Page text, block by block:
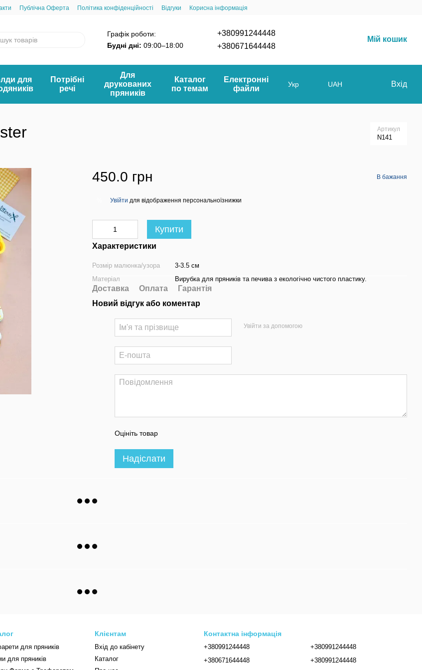
Публічна Оферта Політика конфіденційності Відгуки Корисна інформація
Графік роботи:
Будні дні: 09:00–18:00
+380991244448
+380671644448
Мій кошик
для
Потрібні
речі
Для
друкованих
пряників
Каталог
по темам
Електронні
файли
Укр UAH Вхід
Артикул
N141
450.0 грн В бажання
Увійти для відображення персональноїзнижки
Купити
Характеристики
Розмір малюнка/узора
3-3.5 см
Матеріал
Вирубка для пряників та печива з екологічно чистого пластику.
Доставка Оплата
Гарантія
Новий відгук або коментар
Увійти за допомогою
Оцініть товар
Надіслати
для пряників
для пряників
Клієнтам
Вхід до кабінету
Каталог
Контактна інформація
+380991244448
+380671644448
+380991244448
+380991244448